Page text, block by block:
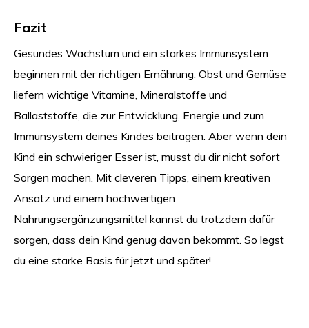
Fazit
Gesundes Wachstum und ein starkes Immunsystem
beginnen mit der richtigen Ernährung. Obst und Gemüse
liefern wichtige Vitamine, Mineralstoffe und
Ballaststoffe, die zur Entwicklung, Energie und zum
Immunsystem deines Kindes beitragen. Aber wenn dein
Kind ein schwieriger Esser ist, musst du dir nicht sofort
Sorgen machen. Mit cleveren Tipps, einem kreativen
Ansatz und einem hochwertigen
Nahrungsergänzungsmittel kannst du trotzdem dafür
sorgen, dass dein Kind genug davon bekommt. So legst
du eine starke Basis für jetzt und später!